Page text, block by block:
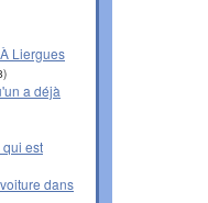
Liergues
a déjà
est
dans